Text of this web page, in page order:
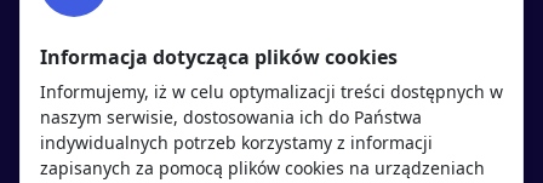
Polityka cookies
Polityka prywatności
Kandydaci Pracodawcy
Informacja dotycząca plików cookies
Informujemy, iż w celu optymalizacji treści dostępnych w
naszym serwisie, dostosowania ich do Państwa
indywidualnych potrzeb korzystamy z informacji
zapisanych za pomocą plików cookies na urządzeniach